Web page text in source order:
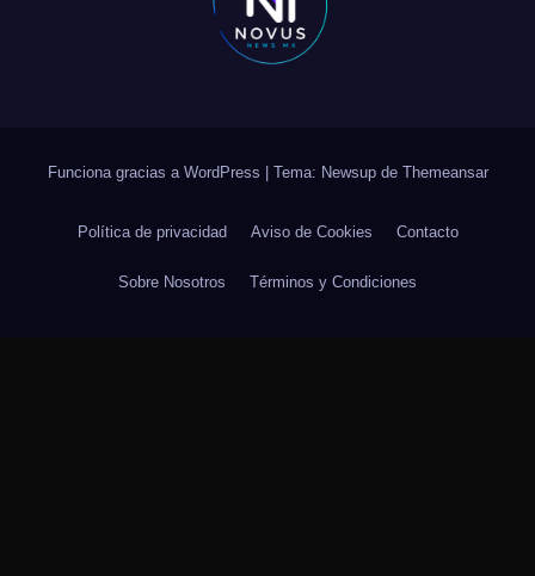
Funciona gracias a WordPress Tema: Newsup de Themeansar
Política de privacidad Aviso de Cookies Contacto
Sobre Nosotros Términos y Condiciones